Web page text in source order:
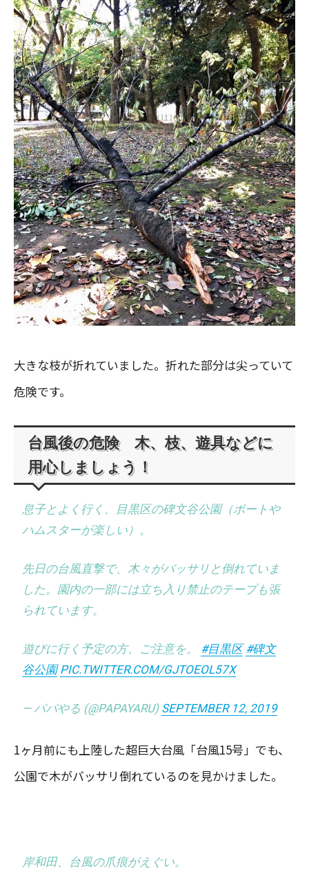
大きな枝が折れていました。折れた部分は尖っていて
危険です。
台風後の危険 木、枝、遊具などに
用心しましょう！
息子とよく行く、目黒区の碑文谷公園（ボートや
ハムスターが楽しい）。
先日の台風直撃で、木々がバッサリと倒れていま
した。園内の一部には立ち入り禁止のテープも張
られています。
遊びに行く予定の方、ご注意を。 #目黒区 #碑文
谷公園 PIC.TWITTER.COM/GJTOEOL57X
— パパやる (@PAPAYARU) SEPTEMBER 12, 2019
1ヶ月前にも上陸した超巨大台風「台風15号」でも、
公園で木がバッサリ倒れているのを見かけました。
岸和田、台風の爪痕がえぐい。